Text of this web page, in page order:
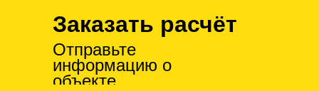
Заказать расчёт
Отправьте
информацию о
объекте